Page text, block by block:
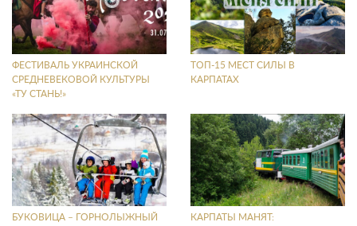
ФЕСТИВАЛЬ УКРАИНСКОЙ
СРЕДНЕВЕКОВОЙ КУЛЬТУРЫ
«ТУ СТАНЬ!»
ТОП-15 МЕСТ СИЛЫ В
КАРПАТАХ
БУКОВИЦА – ГОРНОЛЫЖНЫЙ
КАРПАТЫ МАНЯТ: